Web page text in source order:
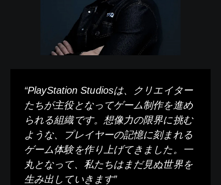
“PlayStation Studiosは、クリエイター
たちが主役となってゲーム制作を進め
られる組織です。想像力の限界に挑む
ような、プレイヤーの記憶に刻まれる
ゲーム体験を作り上げてきました。一
丸となって、私たちはまだ見ぬ世界を
生み出していきます”